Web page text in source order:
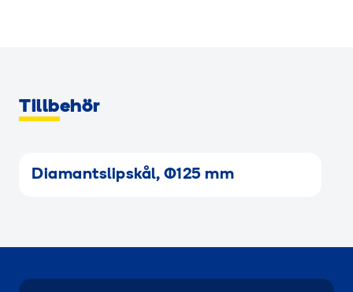
Tillbehör
Diamantslipskål, Ø125 mm